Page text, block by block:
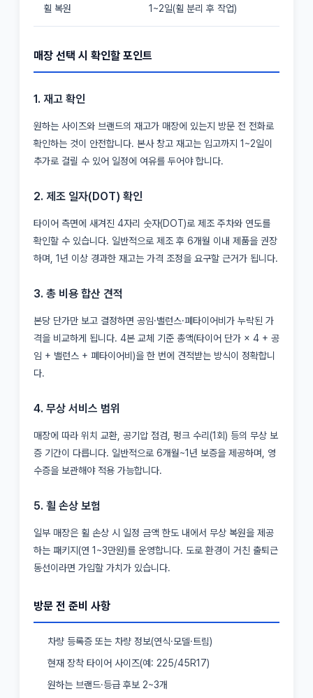
휠 복원 1~2일(휠 분리 후 작업)
매장 선택 시 확인할 포인트
1. 재고 확인
원하는 사이즈와 브랜드의 재고가 매장에 있는지 방문 전 전화로
확인하는 것이 안전합니다. 본사 창고 재고는 입고까지 1~2일이
추가로 걸릴 수 있어 일정에 여유를 두어야 합니다.
2. 제조 일자(DOT) 확인
타이어 측면에 새겨진 4자리 숫자(DOT)로 제조 주차와 연도를
확인할 수 있습니다. 일반적으로 제조 후 6개월 이내 제품을 권장
하며, 1년 이상 경과한 재고는 가격 조정을 요구할 근거가 됩니다.
3. 총 비용 합산 견적
본당 단가만 보고 결정하면 공임·밸런스·폐타이어비가 누락된 가
격을 비교하게 됩니다. 4본 교체 기준 총액(타이어 단가 × 4 + 공
임 + 밸런스 + 폐타이어비)을 한 번에 견적받는 방식이 정확합니
다.
4. 무상 서비스 범위
매장에 따라 위치 교환, 공기압 점검, 펑크 수리(1회) 등의 무상 보
증 기간이 다릅니다. 일반적으로 6개월~1년 보증을 제공하며, 영
수증을 보관해야 적용 가능합니다.
5. 휠 손상 보험
일부 매장은 휠 손상 시 일정 금액 한도 내에서 무상 복원을 제공
하는 패키지(연 1~3만원)를 운영합니다. 도로 환경이 거친 출퇴근
동선이라면 가입할 가치가 있습니다.
방문 전 준비 사항
차량 등록증 또는 차량 정보(연식·모델·트림)
현재 장착 타이어 사이즈(예: 225/45R17)
원하는 브랜드·등급 후보 2~3개